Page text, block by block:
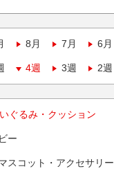
8月 7月 6月
4週 3週 2週
ぐるみ・クッション
ー
スコット・アクセサリー